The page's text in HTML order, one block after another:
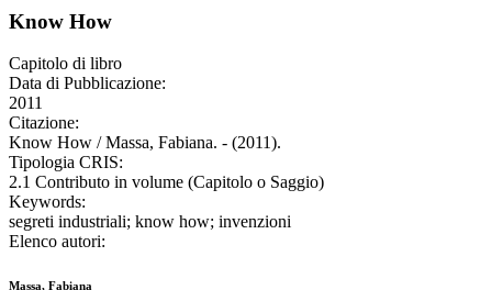
Know How
Capitolo di libro
Data di Pubblicazione:
2011
Citazione:
Know How / Massa, Fabiana. - (2011).
Tipologia CRIS:
2.1 Contributo in volume (Capitolo o Saggio)
Keywords:
segreti industriali; know how; invenzioni
Elenco autori:
Massa, Fabiana